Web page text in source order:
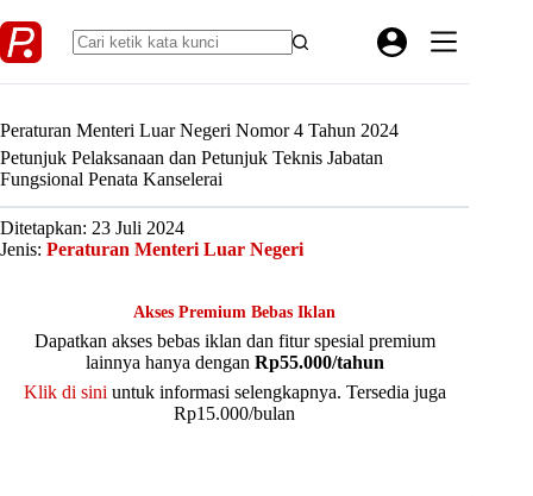
to
content
Peraturan Menteri Luar Negeri Nomor 4 Tahun 2024
Petunjuk Pelaksanaan dan Petunjuk Teknis Jabatan
Fungsional Penata Kanselerai
Ditetapkan: 23 Juli 2024
Jenis: Peraturan Menteri Luar Negeri
Akses Premium Bebas Iklan
Dapatkan akses bebas iklan dan fitur spesial premium
lainnya hanya dengan Rp55.000/tahun
Klik di sini untuk informasi selengkapnya. Tersedia juga
Rp15.000/bulan